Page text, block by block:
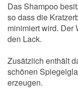
Das Shampoo
so dass die
minimiert wird. Der
den Lack.
Zusätzlich enthält
schönen
erzeugen.